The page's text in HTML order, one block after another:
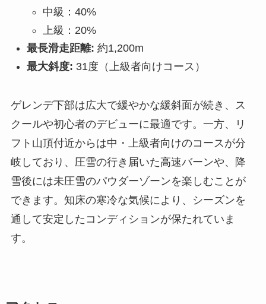
中級：40%
上級：20%
最長滑走距離: 約1,200m
最大斜度: 31度（上級者向けコース）
ゲレンデ下部は広大で緩やかな緩斜面が続き、ス
クールや初心者のデビューに最適です。一方、リ
フト山頂付近からは中・上級者向けのコースが分
岐しており、圧雪の行き届いた高速バーンや、降
雪後には未圧雪のパウダーゾーンを楽しむことが
できます。知床の寒冷な気候により、シーズンを
通して安定したコンディションが保たれていま
す。